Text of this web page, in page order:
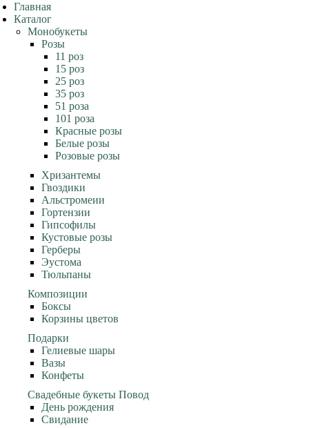
Главная
Каталог
Монобукеты
Розы
11 роз
15 роз
25 роз
35 роз
51 роза
101 роза
Красные розы
Белые розы
Розовые розы
Хризантемы
Гвоздики
Альстромеии
Гортензии
Гипсофилы
Кустовые розы
Герберы
Эустома
Тюльпаны
Композиции
Боксы
Корзины цветов
Подарки
Гелиевые шары
Вазы
Конфеты
Свадебные букеты Повод
День рождения
Свидание